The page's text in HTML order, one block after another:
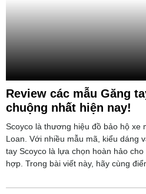
Review các mẫu Găng
chuộng nhất hiện nay!
Scoyco là thương hiệu đồ bảo hộ xe
Loan. Với nhiều mẫu mã, kiểu dáng
tay Scoyco là lựa chọn hoàn hảo
hợp. Trong bài viết này, hãy cùng